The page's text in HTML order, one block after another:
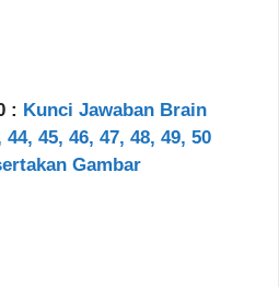
: Kunci Jawaban Brain
45, 46, 47, 48, 49, 50
Gambar